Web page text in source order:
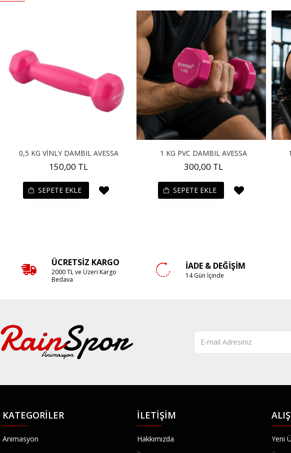
0,5 KG VİNLY DAMBIL AVESSA
150,00 TL
SEPETE EKLE
1 KG PVC DAMBIL AVESSA
300,00 TL
SEPETE EKLE
ÜCRETSIZ KARGO
2000 TL ve Üzeri Kargo
Bedava
İADE & DEĞIŞIM
14 Gün İçinde
KATEGORILER
Animasyon
İLETIŞIM
Hakkımızda
Yeni